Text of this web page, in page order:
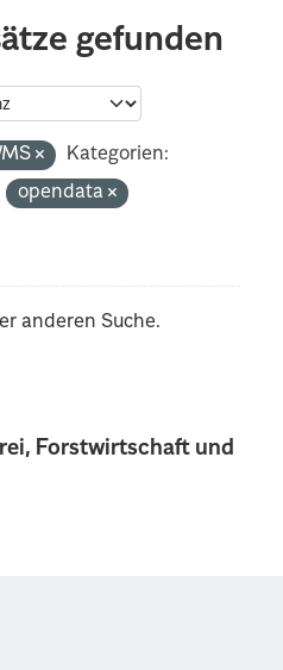
Forstwirtschaft und
gefunden
Kategorien:
opendata
anderen Suche.